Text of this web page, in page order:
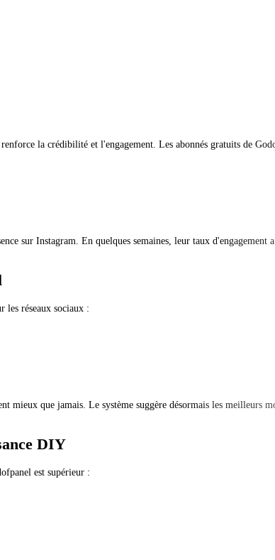
la crédibilité et l'engagement. Les abonnés gratuits de
sur Instagram. En quelques semaines, leur taux d'engagement
les réseaux sociaux :
que jamais. Le système suggère désormais les meilleurs
DIY
est supérieur :